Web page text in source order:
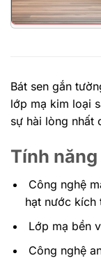
Bát sen gắn
lớp mạ kim loại
sự hài lòng nhất
Tính
Công nghệ
hạt nước kích
Lớp mạ bền
Công nghệ